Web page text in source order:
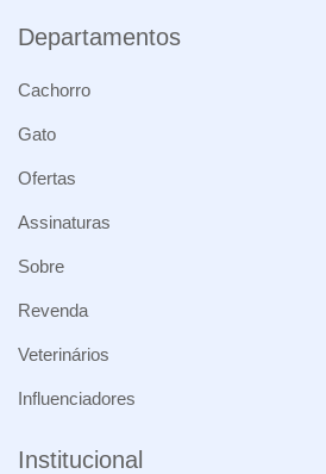
Departamentos
Cachorro
Gato
Ofertas
Assinaturas
Sobre
Revenda
Veterinários
Influenciadores
Institucional